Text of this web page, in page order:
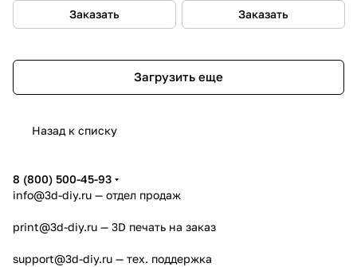
Заказать Заказать
Загрузить еще
Назад к списку
8 (800) 500-45-93
info@3d-diy.ru — отдел продаж
print@3d-diy.ru — 3D печать на заказ
support@3d-diy.ru — тех. поддержка